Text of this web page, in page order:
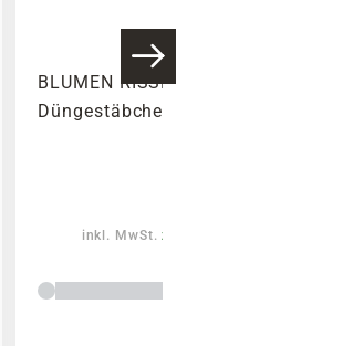
BLUMEN RISSE Orchideen-
Düngestäbchen, 20 Stück
inkl. MwSt.zzgl. Versandkosten